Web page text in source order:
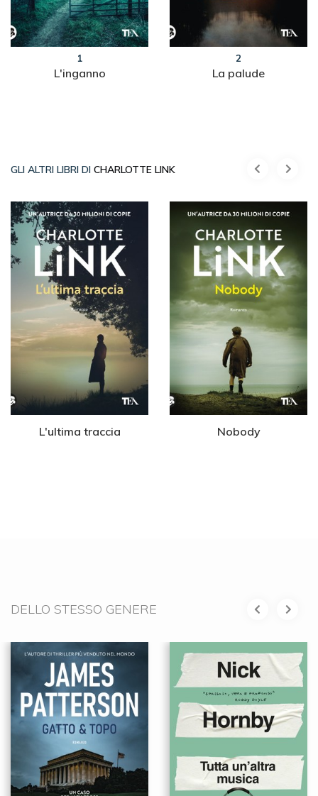
1
L'inganno
2
La palude
GLI ALTRI LIBRI DI CHARLOTTE LINK
L'ultima traccia Nobody
DELLO STESSO GENERE